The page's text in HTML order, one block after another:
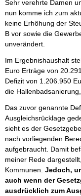
Sehr verehrte Damen
nun komme ich zum
keine Erhöhung der
B vor sowie die
unverändert.
Im Ergebnishaushalt
Euro Erträge von
Defizit von 1.206.950
die
Das zuvor genannte
Ausgleichsrücklage
sieht es der
nach vorliegenden
aufgebraucht. Damit
meiner Rede
Kommunen. Jedoch,
auch wenn der
ausdrücklich zum